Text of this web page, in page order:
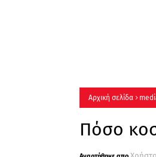
Αρχική σελίδα
Πόσο